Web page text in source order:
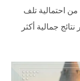
من احتمالية تلف
جمالية أكثر